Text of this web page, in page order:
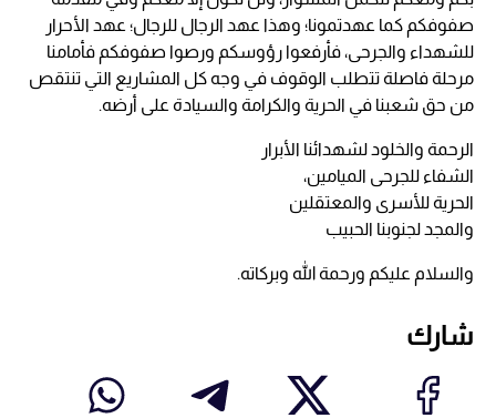
صفوفكم كما عهدتمونا؛ وهذا عهد الرجال للرجال؛ عهد الأحرار
للشهداء والجرحى، فأرفعوا رؤوسكم ورصوا صفوفكم فأمامنا
مرحلة فاصلة تتطلب الوقوف في وجه كل المشاريع التي تنتقص
من حق شعبنا في الحرية والكرامة والسيادة على أرضه.
الرحمة والخلود لشهدائنا الأبرار
الشفاء للجرحى الميامين،
الحرية للأسرى والمعتقلين
والمجد لجنوبنا الحبيب
والسلام عليكم ورحمة الله وبركاته.
شارك